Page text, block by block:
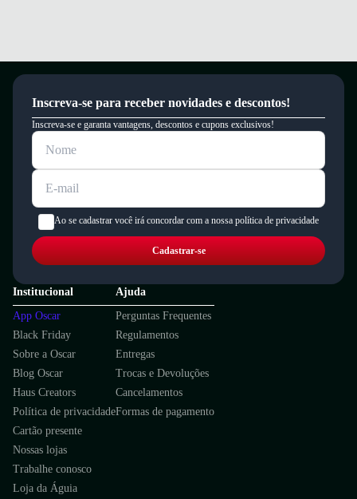
Inscreva-se para receber novidades e descontos!
Inscreva-se e garanta vantagens, descontos e cupons exclusivos!
Ao se cadastrar você irá concordar com a nossa política de privacidade
Cadastrar-se
Institucional
App Oscar
Black Friday
Sobre a Oscar
Blog Oscar
Haus Creators
Política de privacidade
Cartão presente
Nossas lojas
Trabalhe conosco
Loja da Águia
Ajuda
Perguntas Frequentes
Regulamentos
Entregas
Trocas e Devoluções
Cancelamentos
Formas de pagamento